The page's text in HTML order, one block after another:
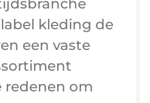
kleding de
een vaste
redenen om